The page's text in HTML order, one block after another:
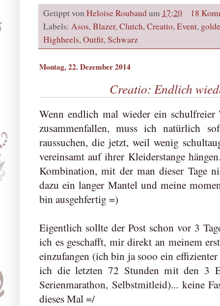
Getippt von Heloise Roubaudum 17:20
18
Labels: Asos,Blazer,Clutch,Creatio,Event,
Highheels,Outfit,Schwarz
Montag, 22. Dezember 2014
Creatio: Endlich
Wenn endlich mal wieder ein schulfreier
zusammenfallen, muss ich natürlich
raussuchen, die jetzt, weil wenig
vereinsamt auf ihrer Kleiderstange
Kombination, mit der man dieser Tage
dazu ein langer Mantel und meine
bin ausgehfertig =)
Eigentlich sollte der Post schon vor 3
ich es geschafft, mir direkt an meinem
einzufangen (ich bin ja sooo ein
ich die letzten 72 Stunden mit den 3
Serienmarathon, Selbstmitleid)... keine
dieses Mal =/